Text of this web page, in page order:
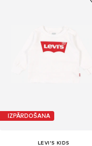
IZPĀRDOŠANA
LEVI'S KIDS